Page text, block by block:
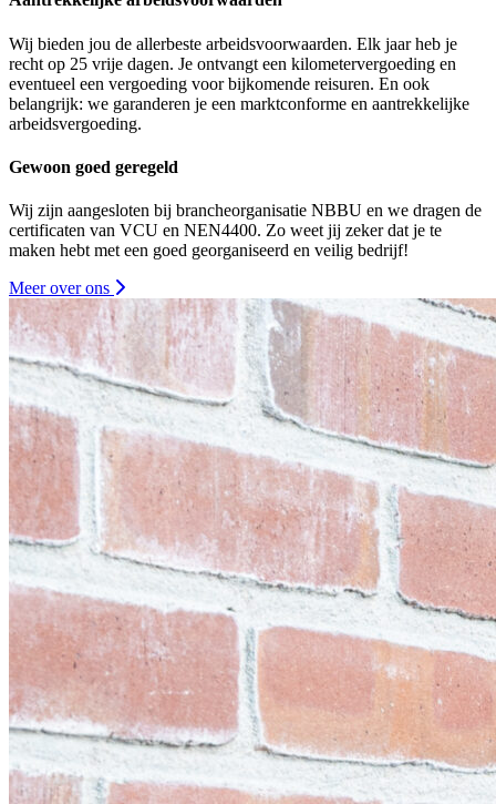
Wij bieden jou de allerbeste arbeidsvoorwaarden. Elk jaar heb je
recht op 25 vrije dagen. Je ontvangt een kilometervergoeding en
eventueel een vergoeding voor bijkomende reisuren. En ook
belangrijk: we garanderen je een marktconforme en aantrekkelijke
arbeidsvergoeding.
Gewoon goed geregeld
Wij zijn aangesloten bij brancheorganisatie NBBU en we dragen de
certificaten van VCU en NEN4400. Zo weet jij zeker dat je te
maken hebt met een goed georganiseerd en veilig bedrijf!
Meer over ons